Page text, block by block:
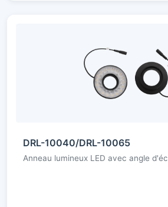
DRL-10040/DRL-10065
Anneau lumineux LED avec angle